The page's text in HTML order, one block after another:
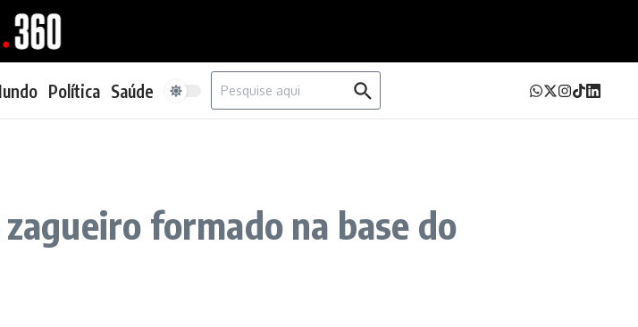
Política Saúde
Procurar por:
formado na base do